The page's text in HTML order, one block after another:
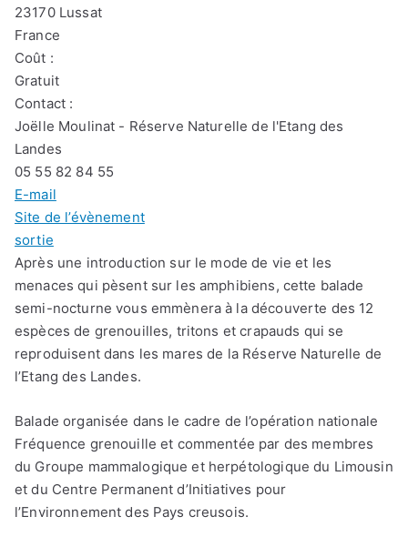
23170 Lussat
France
Coût :
Gratuit
Contact :
Joëlle Moulinat - Réserve Naturelle de l'Etang des
Landes
05 55 82 84 55
E-mail
Site de l’évènement
sortie
Après une introduction sur le mode de vie et les
menaces qui pèsent sur les amphibiens, cette balade
semi-nocturne vous emmènera à la découverte des 12
espèces de grenouilles, tritons et crapauds qui se
reproduisent dans les mares de la Réserve Naturelle de
l’Etang des Landes.
Balade organisée dans le cadre de l’opération nationale
Fréquence grenouille et commentée par des membres
du Groupe mammalogique et herpétologique du Limousin
et du Centre Permanent d’Initiatives pour
l’Environnement des Pays creusois.